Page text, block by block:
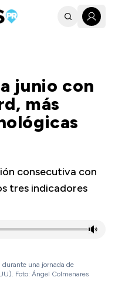
junio con
más
consecutiva con
tres indicadores
durante una jornada de
Foto: Ángel Colmenares